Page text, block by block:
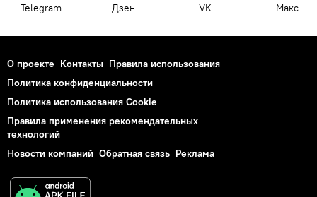
Telegram Дзен VK Макс
О проекте Контакты Правила использования
Политика конфиденциальности
Политика использования Cookie
Правила применения рекомендательных
технологий
Новости компаний Обратная связь Реклама